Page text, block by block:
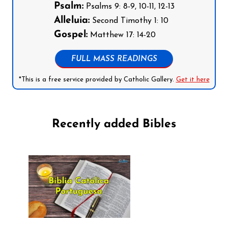
Psalm:Psalms 9: 8-9, 10-11, 12-13
Alleluia:Second Timothy 1: 10
Gospel:Matthew 17: 14-20
FULL MASS READINGS
*This is a free service provided by Catholic Gallery. Get it here
Recently added Bibles